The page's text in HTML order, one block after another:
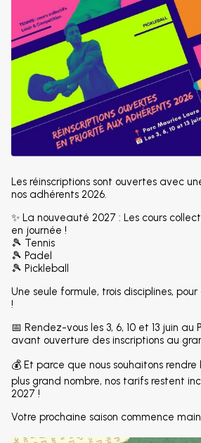
Les réinscriptions sont ouvertes avec
nos adhérents 2026.
✨ La nouveauté 2027 : Les cours
en journée !
🎾 Tennis
🎾 Padel
🎾 Pickleball
Une seule formule, trois disciplines,
!
📅 Rendez-vous les 3, 6, 10 et 13 juin au
avant ouverture des inscriptions au
💰 Et parce que nous souhaitons
plus grand nombre, nos tarifs restent
2027 !
Votre prochaine saison commence